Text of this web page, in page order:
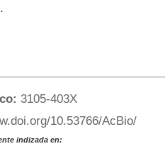
3105-403X
10.53766/AcBio/
indizada en: